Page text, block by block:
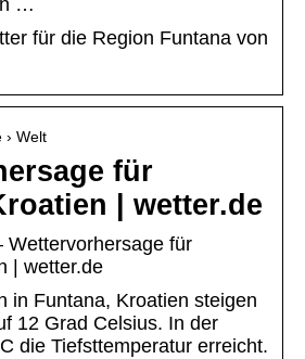
…
für die Region Funtana von
› Welt
für
| wetter.de
Wettervorhersage für
| wetter.de
in Funtana, Kroatien steigen
12 Grad Celsius. In der
die Tiefsttemperatur erreicht.